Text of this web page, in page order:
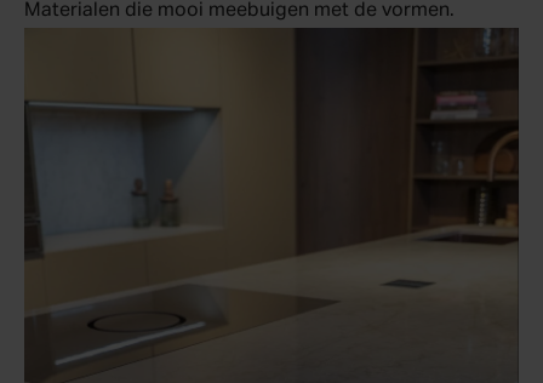
Materialen die mooi meebuigen met de vormen.